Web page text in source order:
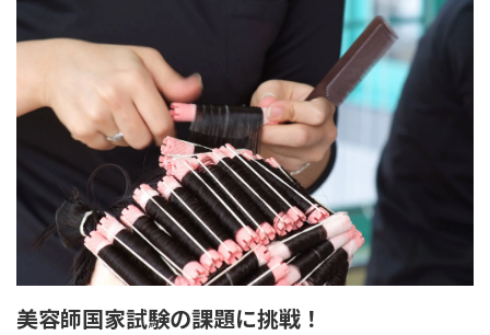
美容師国家試験の課題に挑戦！